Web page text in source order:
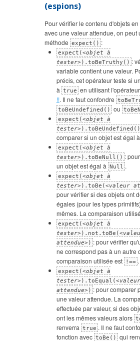
(espions)
Pour vérifier le contenu d'objets
avec une valeur attendue, on peut
méthode expect() :
expect(<objet à
tester>).toBeTruthy() :
variable contient une valeur.
précis, cet opérateur teste si
à true en utilisant l'opérateur
!!. Il ne faut confondre
toBeUndefined() ou
expect(<objet à
tester>).toBeUndefined()
comparer si un objet est égal à
expect(<objet à
tester>).toBeNull() :
un objet est égal à Null .
expect(<objet à
tester>).toBe(<valeur
pour vérifier si des objets ont
égales (pour les types
mêmes. La comparaison
expect(<objet à
tester>).not.toBe(<
attendue>) : pour vérifier
ne correspond pas à un autre
comparaison utilisée est
!== .
expect(<objet à
tester>).toEqual(<valeur
attendue>) : pour comparer
une valeur attendue. La
effectuée par valeur, si des
ont les mêmes valeurs alors
renverra true . Il ne faut
fonction avec toBe() qui